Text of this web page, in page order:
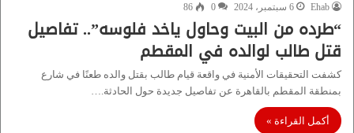
Ehab 6 سبتمبر، 2024 0
86
“طرده من البيت وحاول ياخد فلوسه”.. تفاصيل
قتل طالب لوالده في المقطم
كشفت التحقيقات الأمنية في واقعة قيام طالب بقتل والده طعنًا في شارع
بمنطقة المقطم بالقاهرة عن تفاصيل جديدة حول الحادثة.…
أكمل القراءة »